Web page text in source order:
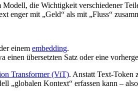
die Wichtigkeit verschiedener
enger mit „Geld“ als mit „Fluss“
einem embedding.
einen übersetzten Satz oder eine
Transformer (ViT). Anstatt Text-Token
„globalen Kontext“ erfassen kann –